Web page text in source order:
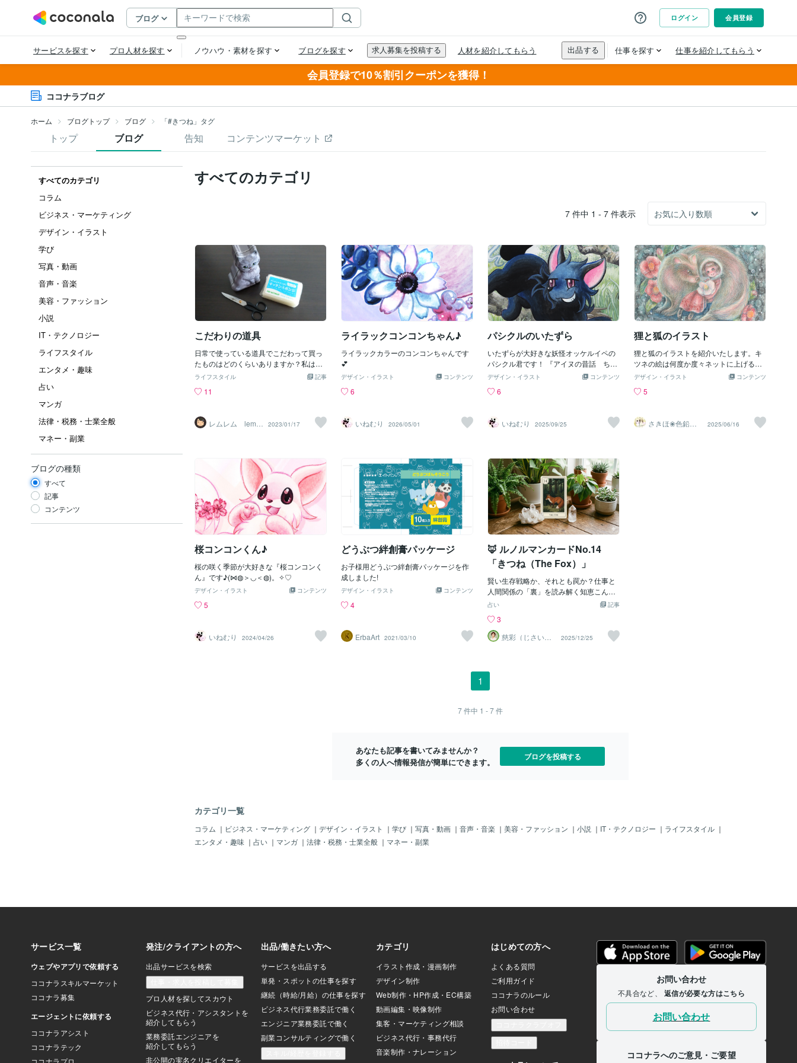
会員登録で10％割引クーポンを獲得！
ココナラブログ
ホーム ブログトップ ブログ 「#きつね」タグ
トップ ブログ 告知 コンテンツマーケット
すべてのカテゴリ
コラム
ビジネス・マーケティング
デザイン・イラスト
学び
写真・動画
音声・音楽
美容・ファッション
小説
IT・テクノロジー
ライフスタイル
エンタメ・趣味
占い
マンガ
法律・税務・士業全般
マネー・副業
ブログの種類
すべて
記事
コンテンツ
すべてのカテゴリ
7 件中 1 - 7 件表示
こだわりの道具
日常で使っている道具でこだわって買っ
たものはどのくらいありますか？私はこ
こ何年か、ちょっとした文房具や日用品
うことが多くなりました。そんな中、ち
いるものを２つご紹介します。（写真の
物です）☆ はさみ（ツヴィリング J.A.
ノによって本当に使い心地が違います！
食品のパッケージ、紙、髪、布。その
他、何にでも使っちゃいます。柔らかい
物、硬い物、何でもよく切れて細かい部
分もお任せ。使いやすいものを選ぶと、
小さなストレスがなく気持ちがいいで
す。☆ 食器洗いスポンジ（パックスナ
チュロン キッチンスポンジ）衛生面を
考えて頻繁に交換する人も多いと思いま
す。私も以前は100円ショップで買って
そうしていましたが、よくヘタるなぁ、
なんか頻繁にゴミに出しているなぁ、
と。評判のよいものに変えてみたら、衛
と弾力があるままです。本当に洗いやす
替えようかと迷ってしまうくらいです。
生活によってどんなものを重視するのか
記事
ライフスタイル
11
レムレム lemle
m
2023/01/17
ライラックコンコンちゃん♪
ライラックカラーのコンコンちゃんです
💕
コンテンツ
デザイン・イラスト
6
いねむり 2026/05/01
パシクルのいたずら
いたずらが大好きな妖怪オッケルイペの
パシクル君です！ 『アイヌの昔話 ちく
ま学芸文庫』 こちらの本に妖怪オッケル
りおやじ」というお話が紹介されていま
者に化けてある舟に乗り込みます。 そし
て、その舟でオッケルイペが【おなら】
コンテンツ
デザイン・イラスト
6
いねむり 2025/09/25
狸と狐のイラスト
狸と狐のイラストを紹介いたします。キ
ツネの絵は何度か度々ネットに上げる機
会があったのですが、タヌキの方を上げ
なので２枚一緒に載せてみます。こちら
タヌキのイラストを描く際に連作風にし
ようとそちらにもコロポックルを描きま
コンテンツ
デザイン・イラスト
5
さきほ❀色鉛筆
画家
2025/06/16
桜コンコンくん♪
桜の咲く季節が大好きな『桜コンコンく
ん』です♪(⋈◍＞◡＜◍)。✧♡
コンテンツ
デザイン・イラスト
5
いねむり 2024/04/26
どうぶつ絆創膏パッケージ
お子様用どうぶつ絆創膏パッケージを作
成しました!
コンテンツ
デザイン・イラスト
4
ErbaArt 2021/03/10
🦊 ルノルマンカードNo.14
「きつね（The Fox）」
賢い生存戦略か、それとも罠か？仕事と
人間関係の「裏」を読み解く知恵こんに
ちは！兼業占い師の慈彩（じさい）で
気がする……」「一生懸命頑張っている
のに、なぜか報われない」そんなモヤモ
ヤを感じたとき、あなたの前に現れるの
会を生き抜く女性にとって、「自己防
い味方でもあります。プロの視点から、
険を察知する賢さを象徴しています。キ
ーワード： 仕事、戦略、知恵、自己防
を見極めて」という警告、あるいは「今
はプロとして戦略的に動くべき」という
イクな対応を。効率重視： 無駄な努力を
避け、最小限の力で最大の成果を出す
「要領の良さ」も時には必要です。【私
生活】見せかけの親切に惑わされないマ
マ友・知人
記事
占い
3
慈彩（じさい）
2025/12/25
1
7件中 1 - 7件
あなたも記事を書いてみませんか？
多くの人へ情報発信が簡単にできます。
ブログを投稿する
カテゴリ一覧
コラム ｜ ビジネス・マーケティング ｜ デザイン・イラスト ｜ 学び ｜ 写真・動画 ｜ 音声・音楽 ｜ 美容・ファッション ｜ 小説 ｜ IT・テクノロジー ｜ ライフスタイル ｜
エンタメ・趣味 ｜ 占い ｜ マンガ ｜ 法律・税務・士業全般 ｜ マネー・副業